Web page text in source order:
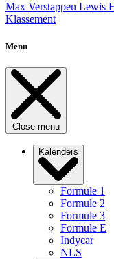
Max Verstappen Lewis
Klassement
Menu
Close menu
Kalenders
Formule 1
Formule 2
Formule 3
Formule E
Indycar
NLS